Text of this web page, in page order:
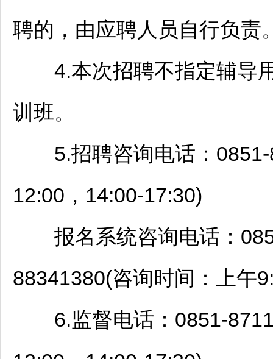
聘的，由应聘人员自行负责
4.本次招聘不指定辅导
训班。
5.招聘咨询电话：
12:00，14:00-17:30)
报名系统咨询电话：
88341380(咨询时间：上午
6.监督电话：0851-